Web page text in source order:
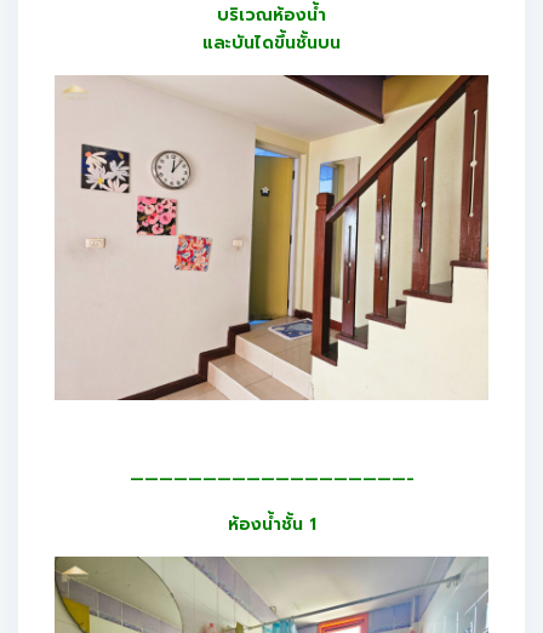
บริเวณห้องน้ำ
และบันไดขึ้นชั้นบน
———————————————————-
ห้องน้ำชั้น 1